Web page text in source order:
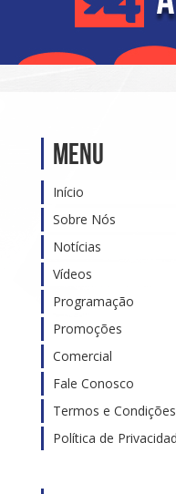
Menu
Início
Sobre Nós
Notícias
Vídeos
Programação
Promoções
Comercial
Fale Conosco
Termos e Condições
Política de